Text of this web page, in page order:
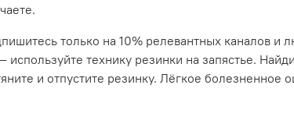
только на 10% релевантных каналов и
технику резинки на запястье.
и отпустите резинку. Лёгкое